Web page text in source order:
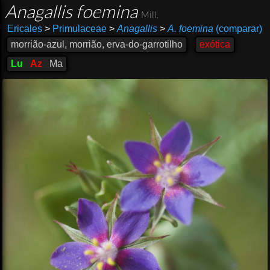
Anagallis foemina Mill.
Ericales >Primulaceae > Anagallis > A. foemina (comparar)
morrião-azul, morrião, erva-do-garrotilho
exótica
Lu
Az Ma